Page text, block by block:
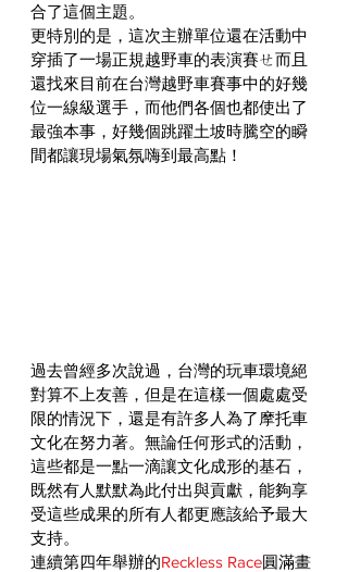
合了這個主題。
更特別的是，這次主辦單位還在活動中
穿插了一場正規越野車的表演賽ㄝ而且
還找來目前在台灣越野車賽事中的好幾
位一線級選手，而他們各個也都使出了
最強本事，好幾個跳躍土坡時騰空的瞬
間都讓現場氣氛嗨到最高點！
過去曾經多次說過，台灣的玩車環境絕
對算不上友善，但是在這樣一個處處受
限的情況下，還是有許多人為了摩托車
文化在努力著。無論任何形式的活動，
這些都是一點一滴讓文化成形的基石，
既然有人默默為此付出與貢獻，能夠享
受這些成果的所有人都更應該給予最大
支持。
連續第四年舉辦的Reckless Race圓滿畫